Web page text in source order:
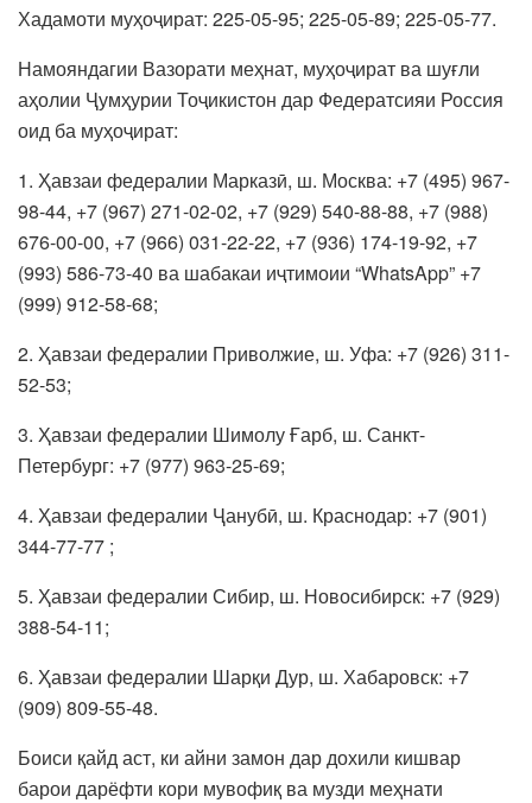
Хадамоти муҳоҷират: 225-05-95; 225-05-89; 225-05-77.
Намояндагии Вазорати меҳнат, муҳоҷират ва шуғли
аҳолии Ҷумҳурии Тоҷикистон дар Федератсияи Россия
оид ба муҳоҷират:
1. Ҳавзаи федералии Марказӣ, ш. Москва: +7 (495) 967-
98-44, +7 (967) 271-02-02, +7 (929) 540-88-88, +7 (988)
676-00-00, +7 (966) 031-22-22, +7 (936) 174-19-92, +7
(993) 586-73-40 ва шабакаи иҷтимоии “WhatsApp” +7
(999) 912-58-68;
2. Ҳавзаи федералии Приволжие, ш. Уфа: +7 (926) 311-
52-53;
3. Ҳавзаи федералии Шимолу Ғарб, ш. Санкт-
Петербург: +7 (977) 963-25-69;
4. Ҳавзаи федералии Ҷанубӣ, ш. Краснодар: +7 (901)
344-77-77 ;
5. Ҳавзаи федералии Сибир, ш. Новосибирск: +7 (929)
388-54-11;
6. Ҳавзаи федералии Шарқи Дур, ш. Хабаровск: +7
(909) 809-55-48.
Боиси қайд аст, ки айни замон дар дохили кишвар
барои дарёфти кори мувофиқ ва музди меҳнати